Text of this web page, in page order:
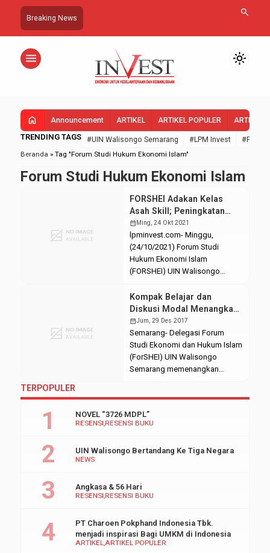
Breaking News search
menu light_mode
home Announcement ARTIKEL ARTIKEL POPULER ARTIKEL
TRENDING TAGS #UIN Walisongo Semarang #LPM Invest
#FEBI
Beranda » Tag "Forum Studi Hukum Ekonomi Islam"
Forum Studi Hukum Ekonomi Islam
FORSHEI Adakan Kelas
Asah Skill; Peningkatan
Kapabilitas Kepenulisan
Mahasiswa
calendar_monthMing, 24 Okt 2021
lpminvest.com- Minggu,
(24/10/2021) Forum Studi
Hukum Ekonomi Islam
(FORSHEI) UIN Walisongo
dengan mengusung tema
“Meningkatkan Kapabilitas
dalam Kepenulisan sebagai
Langkah Aktualisasi Diri.” Acara
dilaksanakan menggunakan
media zoom meeting, diikuti
oleh mahasiswa FEBI dan
ini untuk menambah wawasan
serta pengetahuan bagi peserta
Kompak Belajar dan
Diskusi Modal Menangkan
Kompetisi
calendar_monthJum, 29 Des 2017
Semarang- Delegasi Forum
Studi Ekonomi dan Hukum Islam
(ForSHEI) UIN Walisongo
Semarang memenangkan
“Optimalisasi Peran Ekonomi
(SDGs). Sabtu, (09/12/2017).
Ekonomi Islam (KSEI)
diadakan adalah lomba cerdas
cermat, esai […]
TERPOPULER
RESENSI RESENSI BUKU
NOVEL “3726 MDPL”
NEWS
UIN Walisongo Bertandang Ke Tiga Negara
RESENSI RESENSI BUKU
Angkasa & 56 Hari
ARTIKELARTIKEL POPULER
PT Charoen Pokphand Indonesia Tbk.
menjadi inspirasi Bagi UMKM di Indonesia